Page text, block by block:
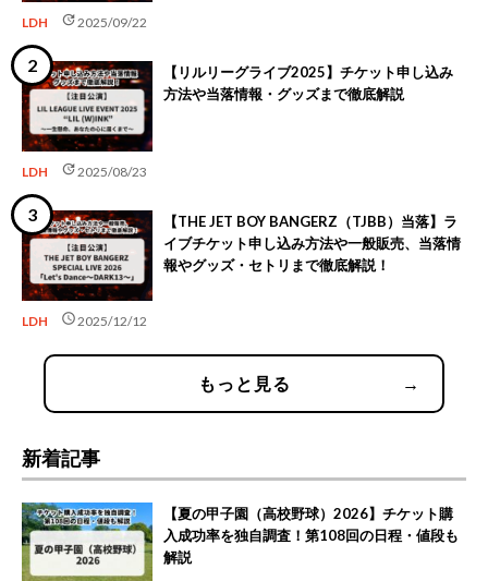
LDH update2025/09/22
【リルリーグライブ2025】チケット申し込み
方法や当落情報・グッズまで徹底解説
LDH update2025/08/23
【THE JET BOY BANGERZ（TJBB）当落】ラ
イブチケット申し込み方法や一般販売、当落情
報やグッズ・セトリまで徹底解説！
LDH schedule2025/12/12
もっと見る →
新着記事
【夏の甲子園（高校野球）2026】チケット購
入成功率を独自調査！第108回の日程・値段も
解説